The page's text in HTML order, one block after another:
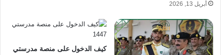
أبريل 13, 2026
كيف الدخول على منصة مدرستي